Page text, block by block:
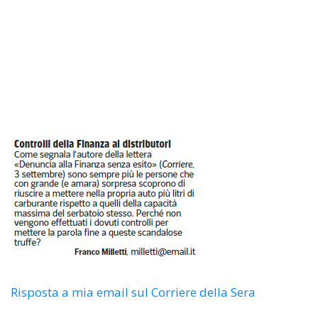
Risposta a mia email sul Corriere della Sera